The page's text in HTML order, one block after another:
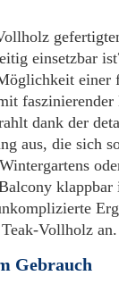
einsetzbar
dank der
aus, die sich
klappbar
Vollholz an.
Gebrauch